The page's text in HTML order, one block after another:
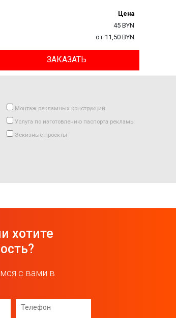
Цена
45 BYN
от 11,50 BYN
ЗАКАЗАТЬ
Монтаж рекламных конструкций
Услуга по изготовлению паспорта рекламы
Эскизные проекты
хотите
с вами в